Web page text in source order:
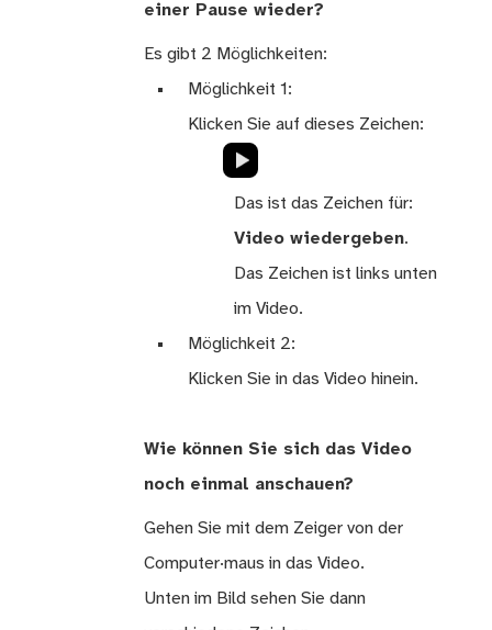
einer Pause wieder?
Es gibt 2 Möglichkeiten:
Möglichkeit 1:
Klicken Sie auf dieses Zeichen:
Das ist das Zeichen für:
Video wiedergeben.
Das Zeichen ist links unten
im Video.
Möglichkeit 2:
Klicken Sie in das Video hinein.
Wie können Sie sich das Video
noch einmal anschauen?
Gehen Sie mit dem Zeiger von der
Computer·maus in das Video.
Unten im Bild sehen Sie dann